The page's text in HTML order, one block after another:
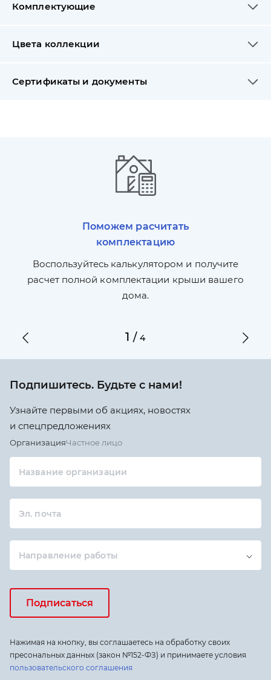
Комплектующие
Цвета коллекции
Сертификаты и документы
Поможем расчитать
комплектацию
Воспользуйтесь калькулятором и получите
расчет полной комплектации крыши вашего
дома.
1 /4
Подпишитесь. Будьте с нами!
Узнайте первыми об акциях, новостях
и спецпредложениях
ОрганизацияЧастное лицо
Название организации
Эл. почта
Направление работы
Подписаться
Нажимая на кнопку, вы соглашаетесь на обработку своих
пресональных данных (закон №152-ФЗ) и принимаете условия
пользовательского соглашения